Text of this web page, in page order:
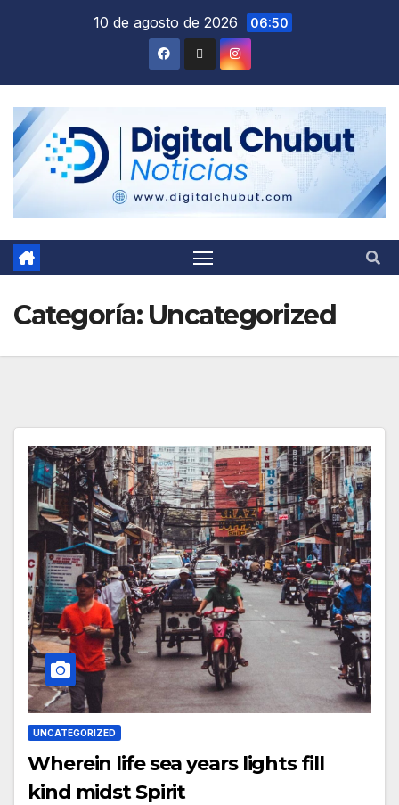
10 de agosto de 2026 06:50
Categoría: Uncategorized
UNCATEGORIZED
Wherein life sea years lights fill
kind midst Spirit